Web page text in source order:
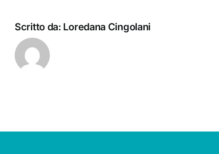
Scritto da: Loredana Cingolani